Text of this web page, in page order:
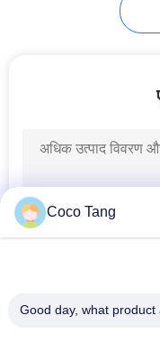
जूता
खाद्य
Coco Tang
Good day, what